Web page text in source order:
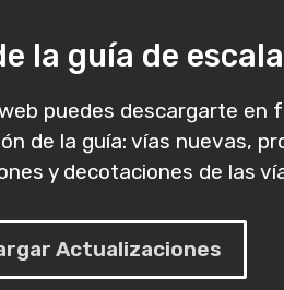
la guía de
puedes descargarte
de la guía: vías nuevas,
y decotaciones de las
Actualizaciones